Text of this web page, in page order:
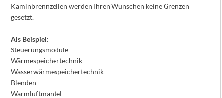
Kaminbrennzellen werden Ihren Wünschen keine Grenzen
gesetzt.
Als Beispiel:
Steuerungsmodule
Wärmespeichertechnik
Wasserwärmespeichertechnik
Blenden
Warmluftmantel